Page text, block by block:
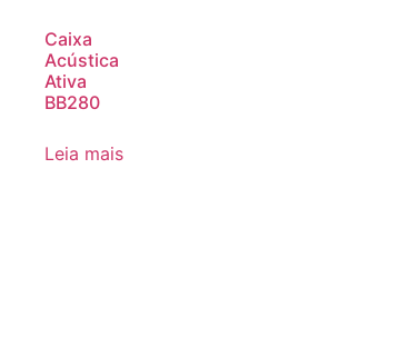
Caixa
Acústica
Ativa
BB280
Leia mais